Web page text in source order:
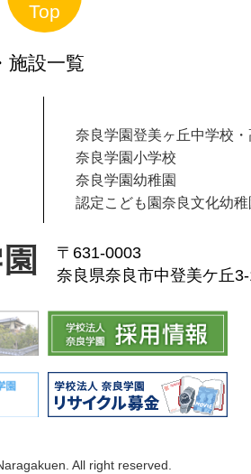
Top
設一覧
奈良学園登美ヶ丘中学校
奈良学園小学校
奈良学園幼稚園
認定こども園奈良文化幼稚
〒631-0003
奈良県奈良市中登美ケ丘
All right reserved.